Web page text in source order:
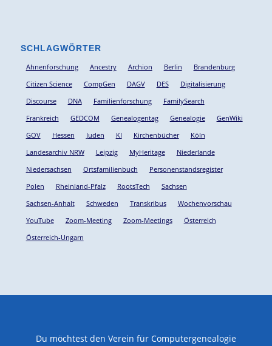
SCHLAGWÖRTER
Ahnenforschung Ancestry Archion Berlin
Brandenburg
Citizen Science
CompGen DAGV DES
Digitalisierung
Discourse
DNA Familienforschung
FamilySearch
Frankreich
GEDCOM Genealogentag Genealogie
GenWiki
GOV
Hessen Juden KI Kirchenbücher
Köln
Landesarchiv NRW
Leipzig MyHeritage
Niederlande
Niedersachsen
Ortsfamilienbuch
Personenstandsregister
Polen
Rheinland-Pfalz RootsTech
Sachsen
Sachsen-Anhalt
Schweden Transkribus
Wochenvorschau
YouTube
Zoom-Meeting Zoom-Meetings
Österreich
Österreich-Ungarn
Du möchtest den Verein für Computergenealogie